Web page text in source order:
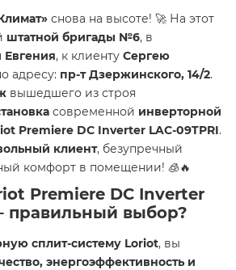
снова на высоте! 🚀 На этот
штатной бригады №6, в
, к клиенту Сергею
адресу: пр-т Дзержинского, 14/2.
вышедшего из строя
современной инверторной
Premiere DC Inverter LAC-09TPRI.
клиент, безупречный
комфорт в помещении! 🧊🔥
Premiere DC Inverter
правильный выбор?
сплит-систему Loriot, вы
энергоэффективность и